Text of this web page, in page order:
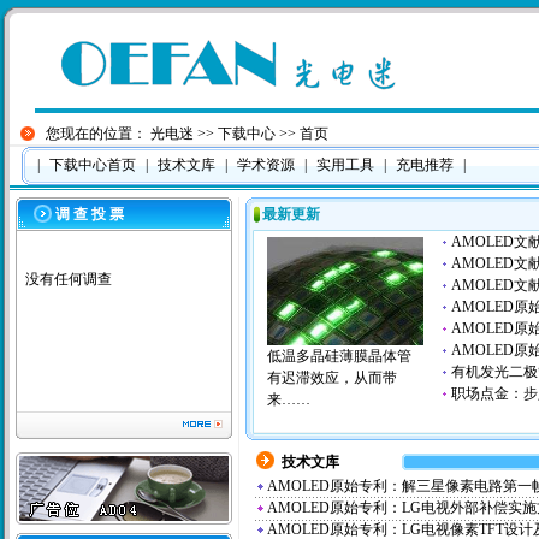
您现在的位置： 光电迷 >> 下载中心 >> 首页
下载中心首页 技术文库 学术资源 实用工具 充电推荐
调 查 投 票
没有任何调查
最新更新
低温多晶硅薄膜晶体管
有迟滞效应，从而带
来……
AMOLED文
AMOLED文
AMOLED文
AMOLED原
AMOLED原
AMOLED原
有机发光二
职场点金：
技术文库
AMOLED原始专利：解三星像素电路第一
AMOLED原始专利：LG电视外部补偿实
AMOLED原始专利：LG电视像素TFT设计